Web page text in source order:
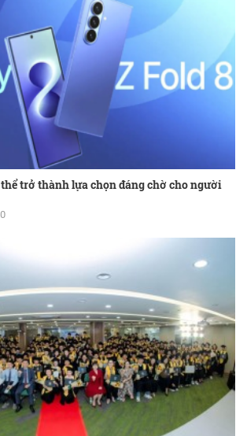
thể trở thành lựa chọn đáng chờ cho người